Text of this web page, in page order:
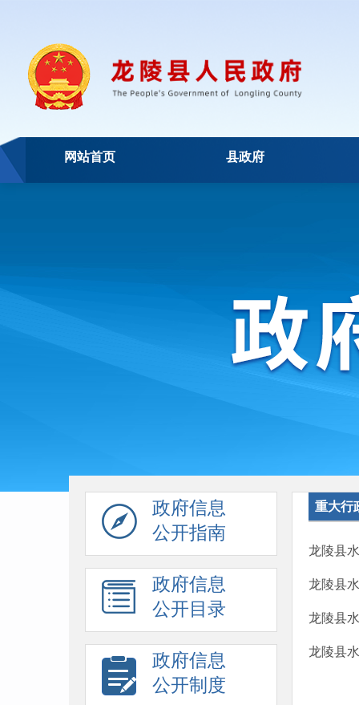
网站首页 县政府
政府信息
公开指南
政府信息
公开目录
政府信息
公开制度
重大行
龙陵县
龙陵县
龙陵县
龙陵县